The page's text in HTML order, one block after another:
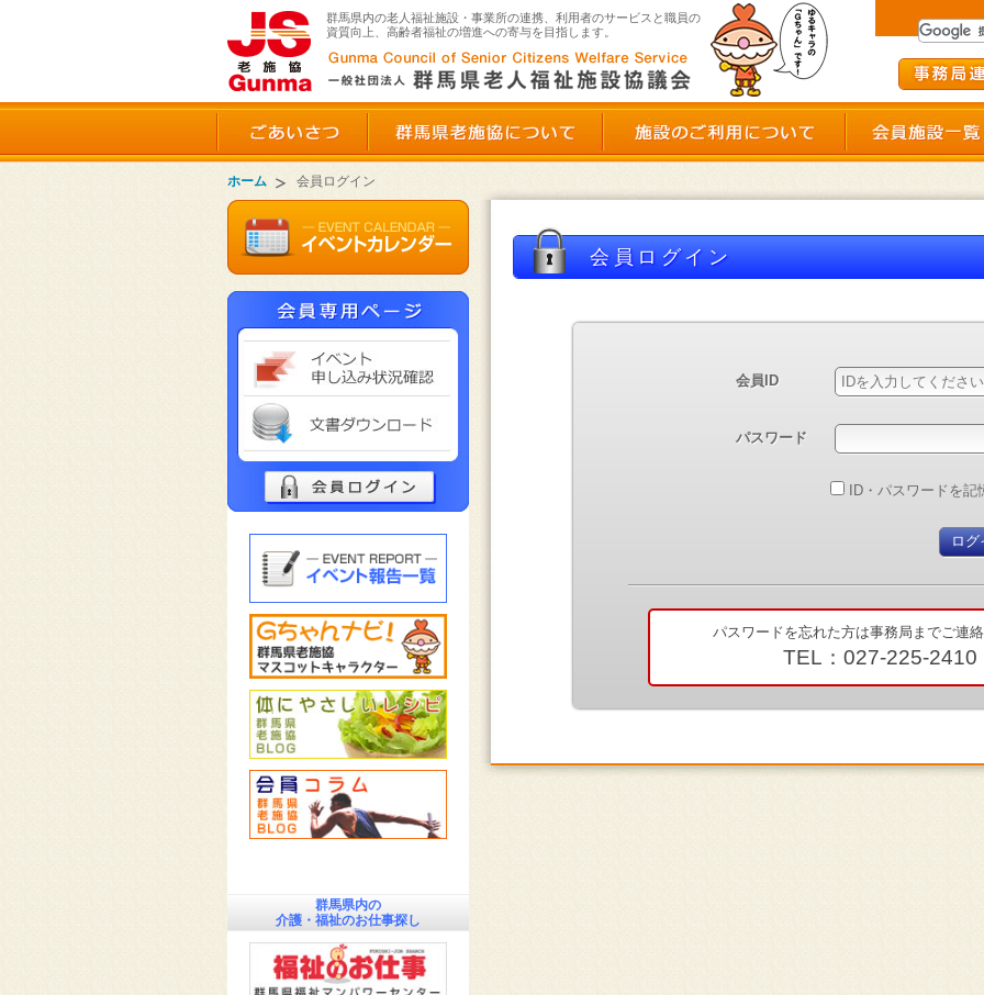
群馬県内の老人福祉施設・事業所の連携、利用者のサービスと職員の
資質向上、高齢者福祉の増進への寄与を目指します。
群馬県老人福祉施設協議会
ごあいさつ 群馬県老施協について 施設のご利用につい
ホーム 会員ログイン
会員ログイン
会員ID
パスワード
ID・パスワードを記
パスワードを忘れた方は事務局までご連
TEL：027-225-2410
群馬県内の
介護・福祉のお仕事探し